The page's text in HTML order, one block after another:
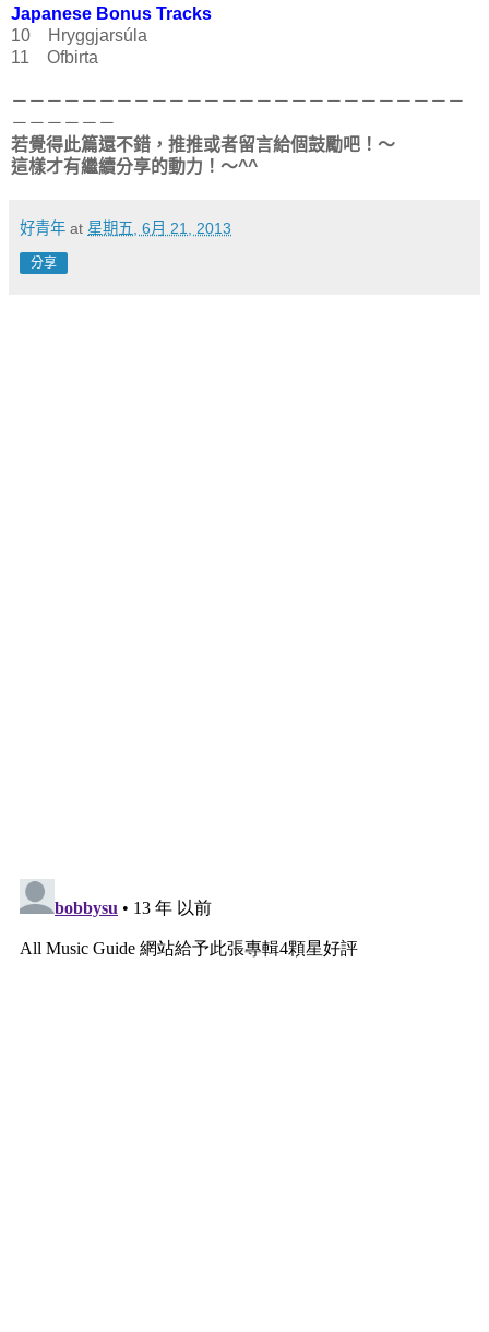
Japanese Bonus Tracks
10 Hryggjarsúla
11 Ofbirta
－－－－－－－－－－－－－－－－－－－－－－－－－－
－－－－－－
若覺得此篇還不錯，推推或者留言給個鼓勵吧！～
這樣才有繼續分享的動力！～^^
好青年 at 星期五, 6月 21, 2013
分享